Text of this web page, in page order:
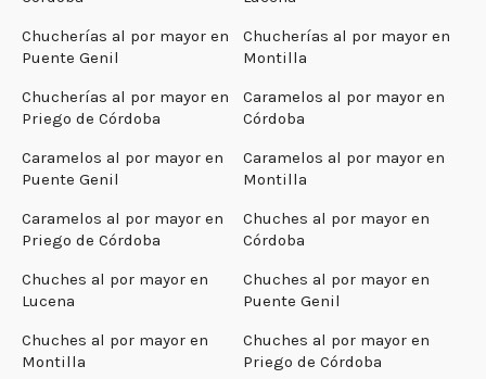
Chucherías al por mayor en
Puente Genil
Chucherías al por mayor en
Montilla
Chucherías al por mayor en
Priego de Córdoba
Caramelos al por mayor en
Córdoba
Caramelos al por mayor en
Puente Genil
Caramelos al por mayor en
Montilla
Caramelos al por mayor en
Priego de Córdoba
Chuches al por mayor en
Córdoba
Chuches al por mayor en
Lucena
Chuches al por mayor en
Puente Genil
Chuches al por mayor en
Montilla
Chuches al por mayor en
Priego de Córdoba